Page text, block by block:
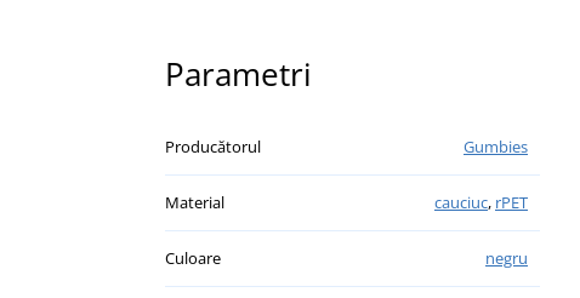
Parametri
Producătorul Gumbies
Material cauciuc, rPET
Culoare negru